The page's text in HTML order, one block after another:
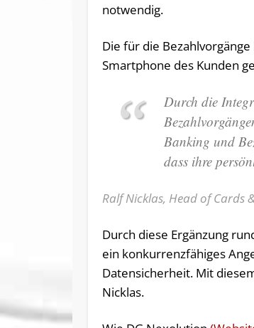
notwendig.
Die für die
Smartphone des Kunden
Durch die
Banking und
dass ihre
Ralf Nicklas, Head of Cards
Durch diese Ergänzung
ein konkurrenzfähiges
Datensicherheit. Mit
Nicklas.